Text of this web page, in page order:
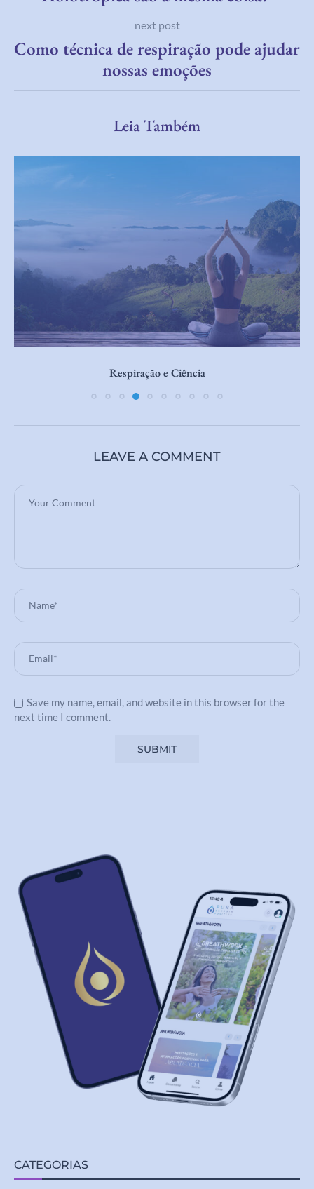
next post
Como técnica de respiração pode ajudar
nossas emoções
Leia Também
Aumentar o Foco
LEAVE A COMMENT
Save my name, email, and website in this browser for the
next time I comment.
CATEGORIAS